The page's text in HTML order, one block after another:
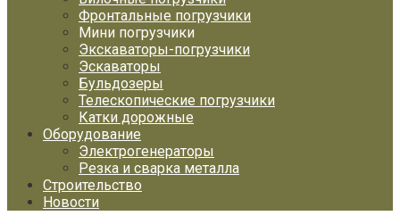
Фронтальные погрузчики
Мини погрузчики
Экскаваторы-погрузчики
Эскаваторы
Бульдозеры
Телескопические погрузчики
Катки дорожные
Оборудование
Электрогенераторы
Резка и сварка металла
Строительство
Новости